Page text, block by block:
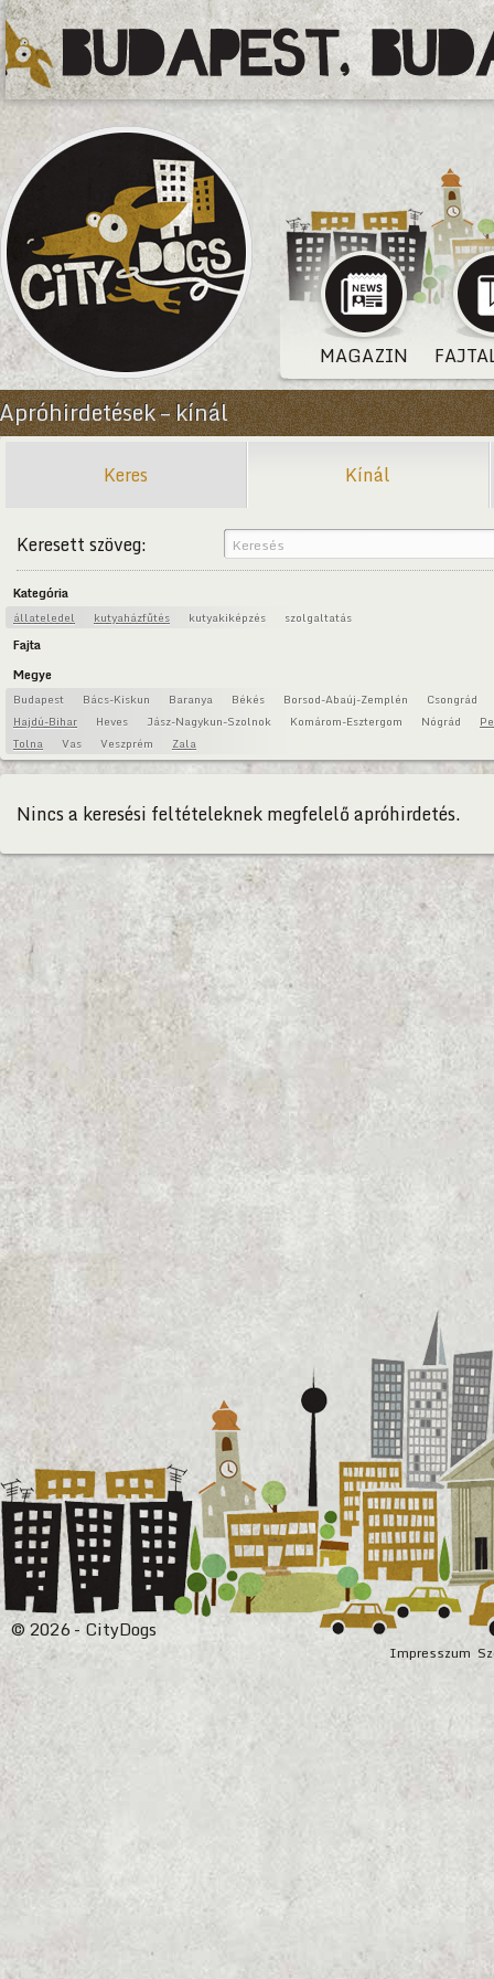
MAGAZIN
Apróhirdetések – kínál
Keres Kínál
Keresett szöveg:
Kategória
állateledel kutyaházfűtés kutyakiképzés szolgaltatás
Fajta
Megye
Budapest Bács-Kiskun Baranya Békés Borsod-Abaúj-Zemplén
Csongrád
Hajdú-Bihar
Heves Jász-Nagykun-Szolnok Komárom-Esztergom Nógrád
Tolna
Vas Veszprém Zala
Nincs a keresési feltételeknek megfelelő apróhirdetés.
Impresszum
© 2026 - CityDogs